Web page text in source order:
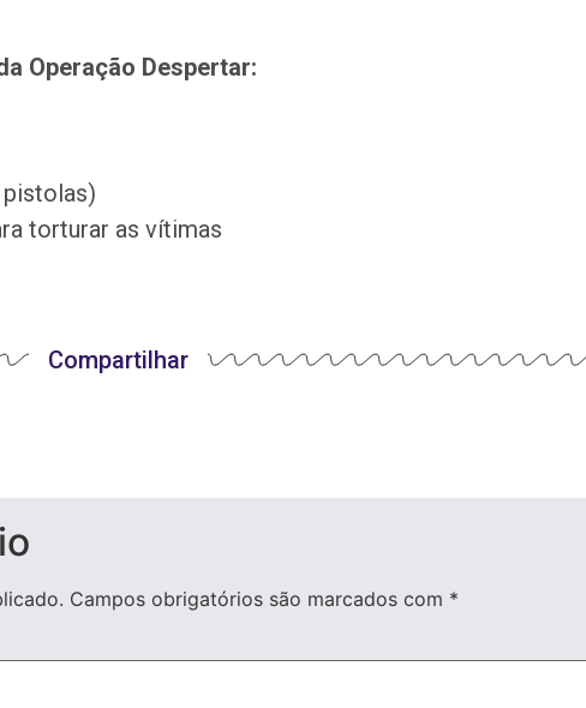
Operação Despertar:
pistolas)
torturar as vítimas
Compartilhar
Campos obrigatórios são marcados com *